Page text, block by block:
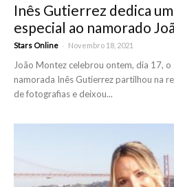
Inês Gutierrez dedica
especial ao namorado
Stars Online - Novembro 18, 2021
João Montez celebrou ontem, dia 17, o
namorada Inês Gutierrez partilhou na
de fotografias e deixou...